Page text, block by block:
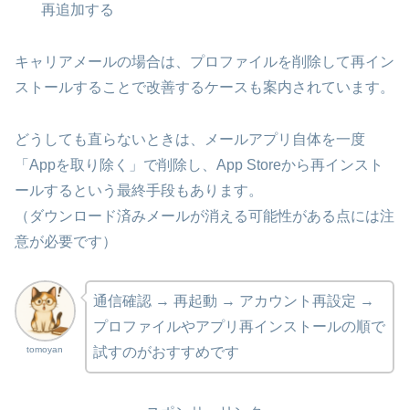
再追加する
キャリアメールの場合は、プロファイルを削除して再イン
ストールすることで改善するケースも案内されています。
どうしても直らないときは、メールアプリ自体を一度
「Appを取り除く」で削除し、App Storeから再インスト
ールするという最終手段もあります。
（ダウンロード済みメールが消える可能性がある点には注
意が必要です）
tomoyan
通信確認 → 再起動 → アカウント再設定 →
プロファイルやアプリ再インストールの順で
試すのがおすすめです